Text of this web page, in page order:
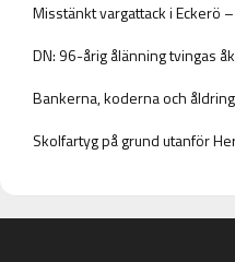
Misstänkt vargattack i Eckerö
DN: 96-årig ålänning tvingas
Bankerna, koderna och
Skolfartyg på grund utanför